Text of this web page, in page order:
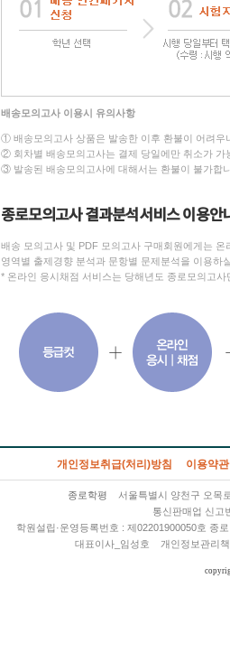
배송모의고사 이용시 유의사항
① 배송모의고사 상품은 발송한 이후 환불이 어려우
② 회차별 배송모의고사는 결제 당일에만 취소가 가
③ 발송된 배송모의고사에 대해서는 환불이 불가합
종로모의고사 결과분석서비스 이용안
배송 모의고사 및 PDF 모의고사 구매회원에게는
영역별 출제경향 분석과 문항별 문제분석을 이용
* 온라인 응시채점 서비스는 당해년도 종로모의고사
개인정보취급(처리)방침 이용약관
종로학평
서울특별시 양천구 오목
통신판매업 신고
학원설립·운영등록번호 : 제02201900050호 종
대표이사_임성호
개인정보관리